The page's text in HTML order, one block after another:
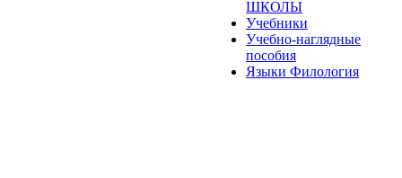
ШКОЛЫ
Учебники
Учебно-наглядные
пособия
Языки Филология